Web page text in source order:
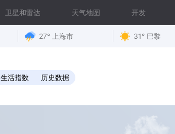
卫星和雷达 天气地图 开发
27° 上海市 31° 巴黎
生活指数 历史数据